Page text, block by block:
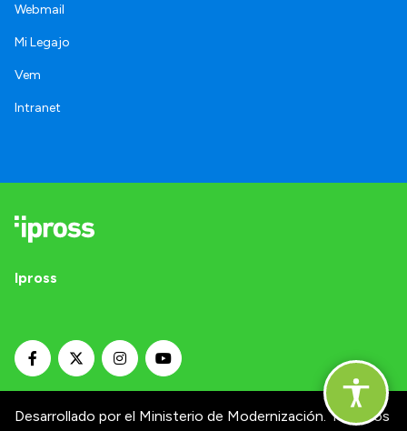
Webmail
Mi Legajo
Vem
Intranet
Ipross
Desarrollado por el Ministerio de Modernización. Términos